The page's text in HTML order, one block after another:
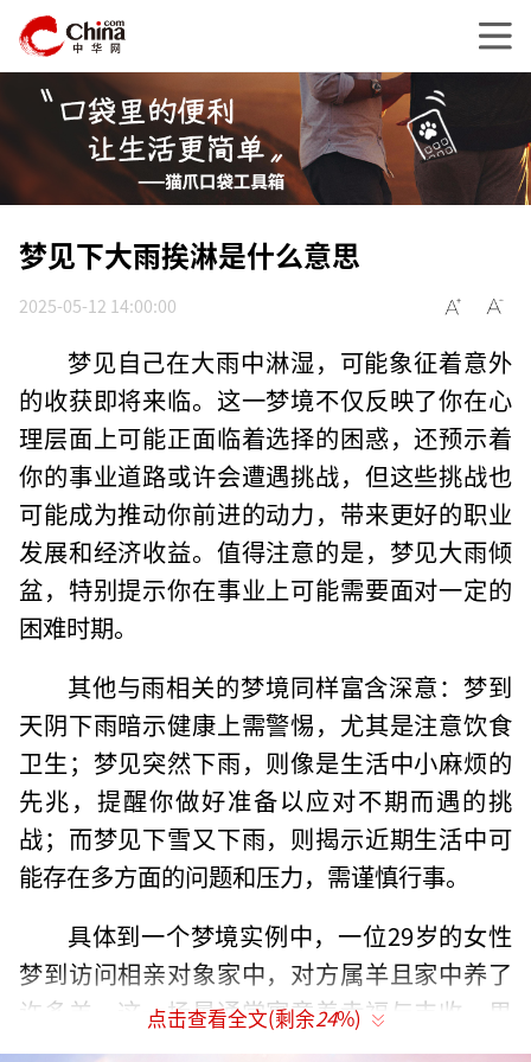
梦见下大雨挨淋是什么意思
2025-05-12 14:00:00
梦见自己在大雨中淋湿，可能象征着意外
的收获即将来临。这一梦境不仅反映了你在心
理层面上可能正面临着选择的困惑，还预示着
你的事业道路或许会遭遇挑战，但这些挑战也
可能成为推动你前进的动力，带来更好的职业
发展和经济收益。值得注意的是，梦见大雨倾
盆，特别提示你在事业上可能需要面对一定的
困难时期。
其他与雨相关的梦境同样富含深意：梦到
天阴下雨暗示健康上需警惕，尤其是注意饮食
卫生；梦见突然下雨，则像是生活中小麻烦的
先兆，提醒你做好准备以应对不期而遇的挑
战；而梦见下雪又下雨，则揭示近期生活中可
能存在多方面的问题和压力，需谨慎行事。
具体到一个梦境实例中，一位29岁的女性
梦到访问相亲对象家中，对方属羊且家中养了
许多羊，这一场景通常寓意着幸福与丰收。男
方在梦中给予她糖果，随后天气突变下雨，她
点击查看全文(剩余24%)